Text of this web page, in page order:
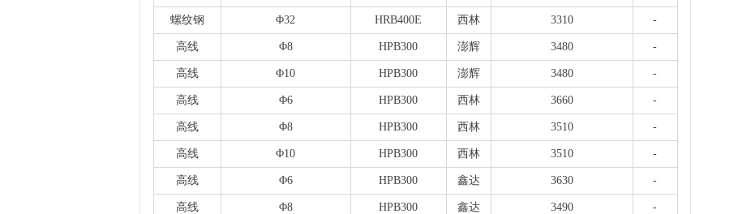
螺纹钢 Φ32 HRB400E 西林 3310 -
高线 Φ8 HPB300 澎辉 3480 -
高线 Φ10 HPB300 澎辉 3480 -
高线 Φ6 HPB300 西林 3660 -
高线 Φ8 HPB300 西林 3510 -
高线 Φ10 HPB300 西林 3510 -
高线 Φ6 HPB300 鑫达 3630 -
高线 Φ8 HPB300 鑫达 3490 -